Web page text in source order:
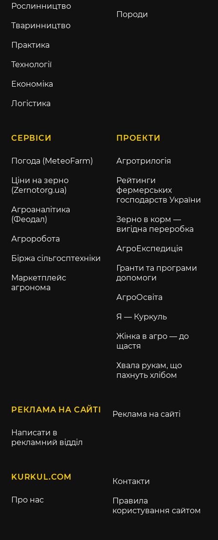
Рослинництво
Тваринництво
Практика
Технології
Економіка
Логістика
Породи
СЕРВІСИ
Погода (MeteoFarm)
Ціни на зерно
(Zernotorg.ua)
Агроаналітика
(Феодал)
Агроробота
Біржа сільгосптехніки
Маркетплейс
агронома
ПРОЕКТИ
Агротрилогія
Рейтинги
фермерських
господарств України
Зерно в корм —
вигідна переробка
АгроЕкспедиція
Гранти та програми
допомоги
АгроОсвіта
Я — Куркуль
Жінка в агро — до
щастя
Хвала рукам, що
пахнуть хлібом
РЕКЛАМА НА САЙТІ
Написати в
рекламний відділ
Реклама на сайті
KURKUL.COM
Про нас
Контакти
Правила
користування сайтом